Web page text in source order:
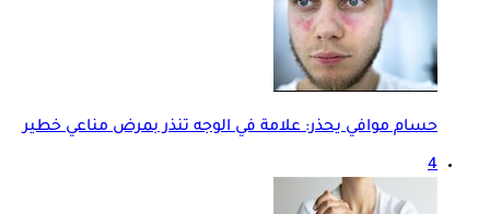
حسام موافي يحذر: علامة في الوجه تنذر بمرض مناعي خطير
4